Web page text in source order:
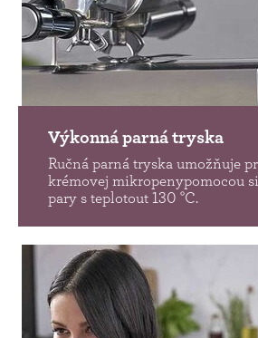
Výkonná parná tryska
Ručná parná tryska umožňuje
krémovej mikropenypomocou
pary s teplotout 130 °C.